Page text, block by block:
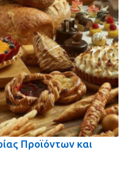
Προϊόντων και